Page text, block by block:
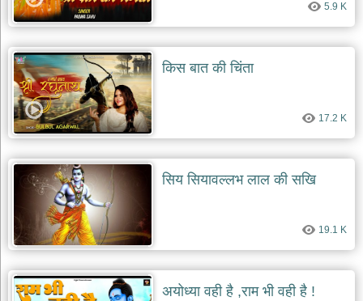
भजन
जोड़ें
add
bhajans
5.9 K
किस बात की चिंता
17.2 K
सिय सियावल्लभ लाल की सखि
19.1 K
अयोध्या वही है ,राम भी वही है !